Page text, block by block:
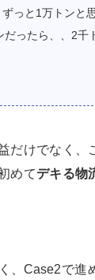
ずっと1万トンと
だったら、、2千
だけでなく、
めてデキる物
、Case2で進